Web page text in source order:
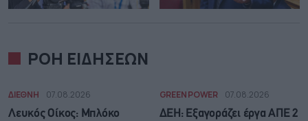
ΡΟΗ ΕΙΔΗΣΕΩΝ
ΔΙΕΘΝΗ 07.08.2026
Λευκός Οίκος: Μπλόκο
GREEN POWER 07.08.2026
ΔΕΗ: Εξαγοράζει έργα ΑΠΕ 2